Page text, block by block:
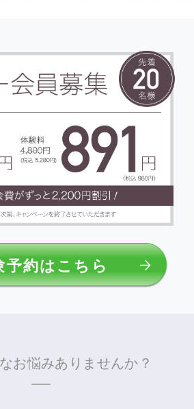
予約はこちら
お悩みありませんか？